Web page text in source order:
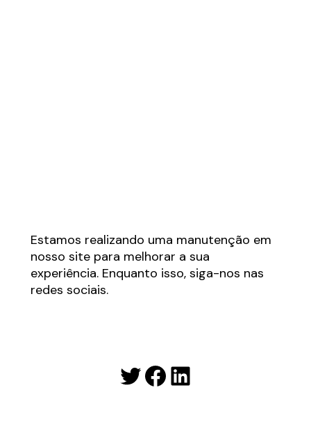
Estamos realizando uma manutenção em
nosso site para melhorar a sua
experiência. Enquanto isso, siga-nos nas
redes sociais.
Twitter
Facebook
LinkedIn